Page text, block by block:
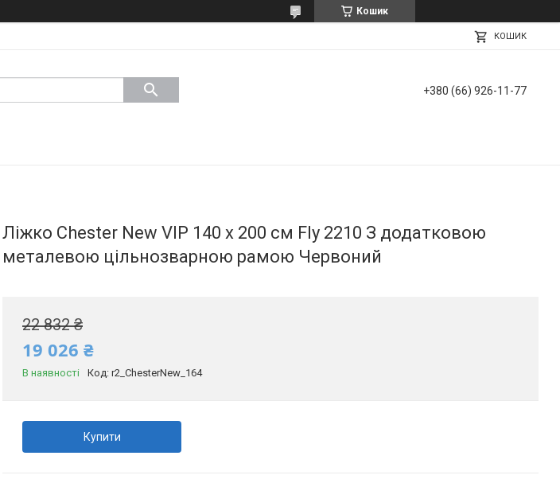
Кошик
КОШИК
+380 (66) 926-11-77
Ліжко Chester New VIP 140 х 200 см Fly 2210 З додатковою
металевою цільнозварною рамою Червоний
22 832 ₴
19 026 ₴
В наявності Код: r2_ChesterNew_164
Купити